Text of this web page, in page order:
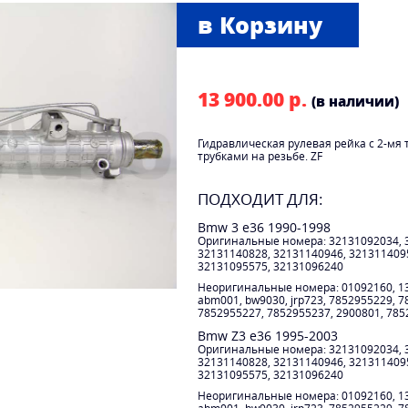
13 900.00 р. (в наличии)
Гидравлическая рулевая рейка с 2-
трубками на резьбе. ZF
ПОДХОДИТ ДЛЯ:
Bmw 3 e36 1990-1998
Оригинальные номера: 32131092034,
32131140828, 32131140946,
32131095575, 32131096240
Неоригинальные номера: 01092160,
abm001, bw9030, jrp723, 7852955229,
7852955227, 7852955237, 2900801,
Bmw Z3 e36 1995-2003
Оригинальные номера: 32131092034,
32131140828, 32131140946,
32131095575, 32131096240
Неоригинальные номера: 01092160,